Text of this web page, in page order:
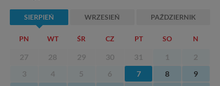
SIERPIEŃ WRZESIEŃ PAŹDZIERNIK
PN WT ŚR CZ PT SO N
27 28 29 30 31 1
2
3
4 5 6 7 8
9